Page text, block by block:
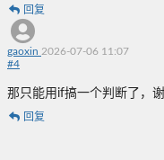
回复
gaoxin 2026-07-06 11:07
#4
那只能用if搞一个判断了，
回复